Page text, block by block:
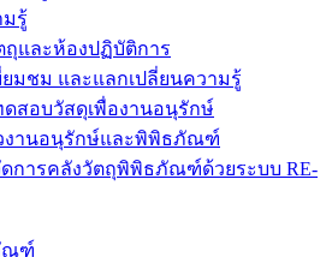
รู้
และห้องปฏิบัติการ
ยมชม และแลกเปลี่ยนความรู้
สอบวัสดุเพื่องานอนุรักษ์
งานอนุรักษ์และพิพิธภัณฑ์
ดการคลังวัตถุพิพิธภัณฑ์ด้วยระบบ RE-
ณฑ์